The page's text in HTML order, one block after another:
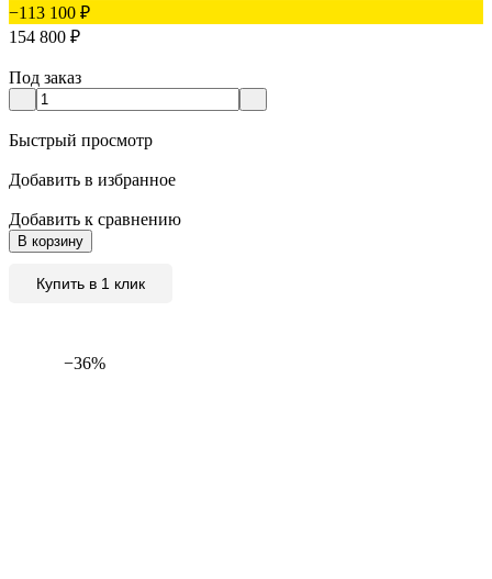
−113 100 ₽
154 800 ₽
Под заказ
Быстрый просмотр
Добавить в избранное
Добавить к сравнению
В корзину
Купить в 1 клик
−36%